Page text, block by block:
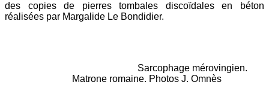
des copies de pierres tombales discoïdales en béton
réalisées par Margalide Le Bondidier.
Sarcophage mérovingien.
Matrone romaine. Photos J. Omnès